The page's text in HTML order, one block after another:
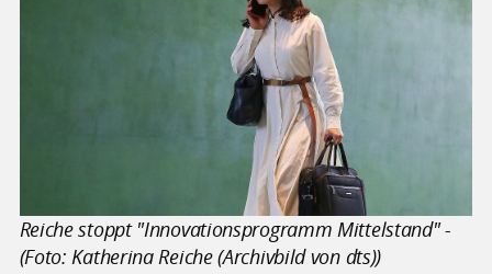
Reiche stoppt "Innovationsprogramm Mittelstand" -
(Foto: Katherina Reiche (Archivbild von dts))